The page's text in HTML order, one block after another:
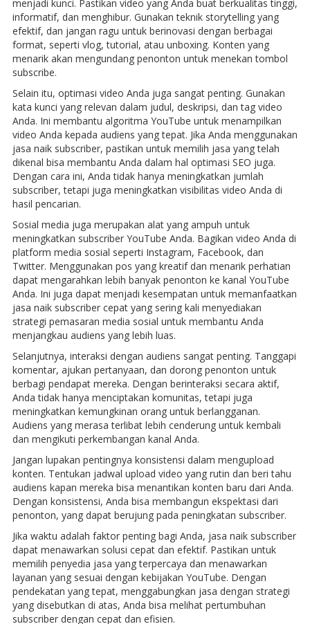
menjadi kunci. Pastikan video yang Anda buat berkualitas tinggi,
informatif, dan menghibur. Gunakan teknik storytelling yang
efektif, dan jangan ragu untuk berinovasi dengan berbagai
format, seperti vlog, tutorial, atau unboxing. Konten yang
menarik akan mengundang penonton untuk menekan tombol
subscribe.
Selain itu, optimasi video Anda juga sangat penting. Gunakan
kata kunci yang relevan dalam judul, deskripsi, dan tag video
Anda. Ini membantu algoritma YouTube untuk menampilkan
video Anda kepada audiens yang tepat. Jika Anda menggunakan
jasa naik subscriber, pastikan untuk memilih jasa yang telah
dikenal bisa membantu Anda dalam hal optimasi SEO juga.
Dengan cara ini, Anda tidak hanya meningkatkan jumlah
subscriber, tetapi juga meningkatkan visibilitas video Anda di
hasil pencarian.
Sosial media juga merupakan alat yang ampuh untuk
meningkatkan subscriber YouTube Anda. Bagikan video Anda di
platform media sosial seperti Instagram, Facebook, dan
Twitter. Menggunakan pos yang kreatif dan menarik perhatian
dapat mengarahkan lebih banyak penonton ke kanal YouTube
Anda. Ini juga dapat menjadi kesempatan untuk memanfaatkan
jasa naik subscriber cepat yang sering kali menyediakan
strategi pemasaran media sosial untuk membantu Anda
menjangkau audiens yang lebih luas.
Selanjutnya, interaksi dengan audiens sangat penting. Tanggapi
komentar, ajukan pertanyaan, dan dorong penonton untuk
berbagi pendapat mereka. Dengan berinteraksi secara aktif,
Anda tidak hanya menciptakan komunitas, tetapi juga
meningkatkan kemungkinan orang untuk berlangganan.
Audiens yang merasa terlibat lebih cenderung untuk kembali
dan mengikuti perkembangan kanal Anda.
Jangan lupakan pentingnya konsistensi dalam mengupload
konten. Tentukan jadwal upload video yang rutin dan beri tahu
audiens kapan mereka bisa menantikan konten baru dari Anda.
Dengan konsistensi, Anda bisa membangun ekspektasi dari
penonton, yang dapat berujung pada peningkatan subscriber.
Jika waktu adalah faktor penting bagi Anda, jasa naik subscriber
dapat menawarkan solusi cepat dan efektif. Pastikan untuk
memilih penyedia jasa yang terpercaya dan menawarkan
layanan yang sesuai dengan kebijakan YouTube. Dengan
pendekatan yang tepat, menggabungkan jasa dengan strategi
yang disebutkan di atas, Anda bisa melihat pertumbuhan
subscriber dengan cepat dan efisien.